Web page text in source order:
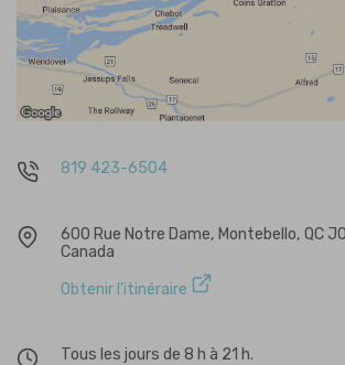
819 423-6504
600 Rue Notre Dame, Montebello, QC
Canada
Obtenir l'itinéraire
Tous les jours de 8 h à 21 h.